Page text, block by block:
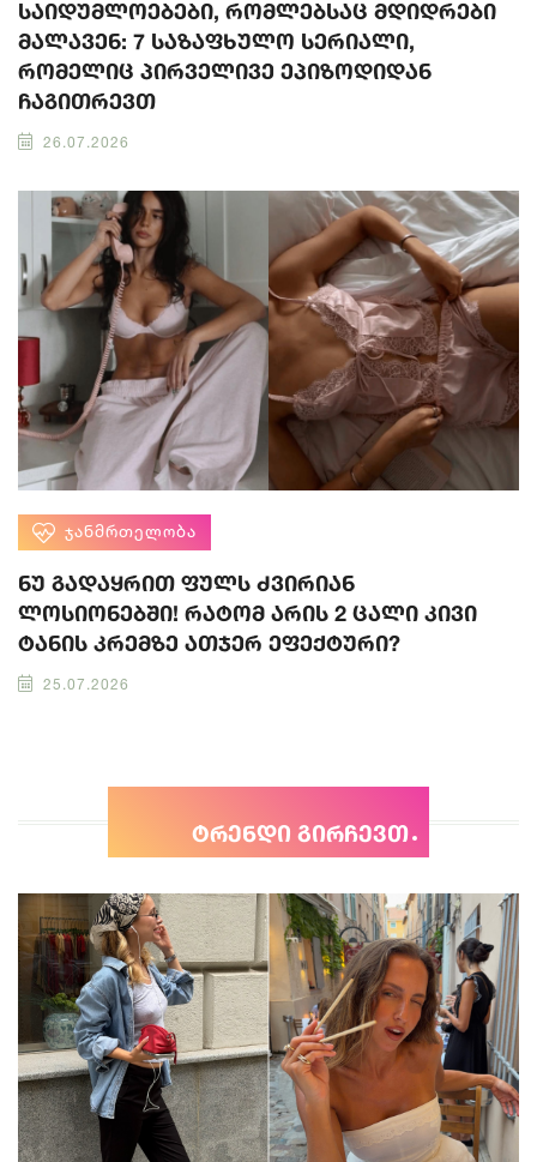
საიდუმლოებები, რომლებსაც მდიდრები
მალავენ: 7 საზაფხულო სერიალი,
რომელიც პირველივე ეპიზოდიდან
ჩაგითრევთ
26.07.2026
ᲯᲐᲜᲛᲠᲗᲔᲚᲝᲑᲐ
ნუ გადაყრით ფულს ძვირიან
ლოსიონებში! რატომ არის 2 ცალი კივი
ტანის კრემზე ათჯერ ეფექტური?
25.07.2026
ტრენდი გირჩევთ